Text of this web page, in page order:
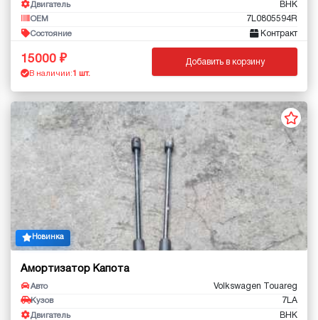
Двигатель BHK
OEM 7L0805594R
Состояние Контракт
15000
В наличии: 1 шт.
Добавить в корзину
Новинка
Амортизатор Капота
Авто Volkswagen Touareg
Кузов 7LA
Двигатель BHK